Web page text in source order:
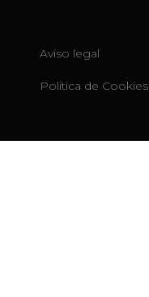
Aviso legal
Política de Cookies